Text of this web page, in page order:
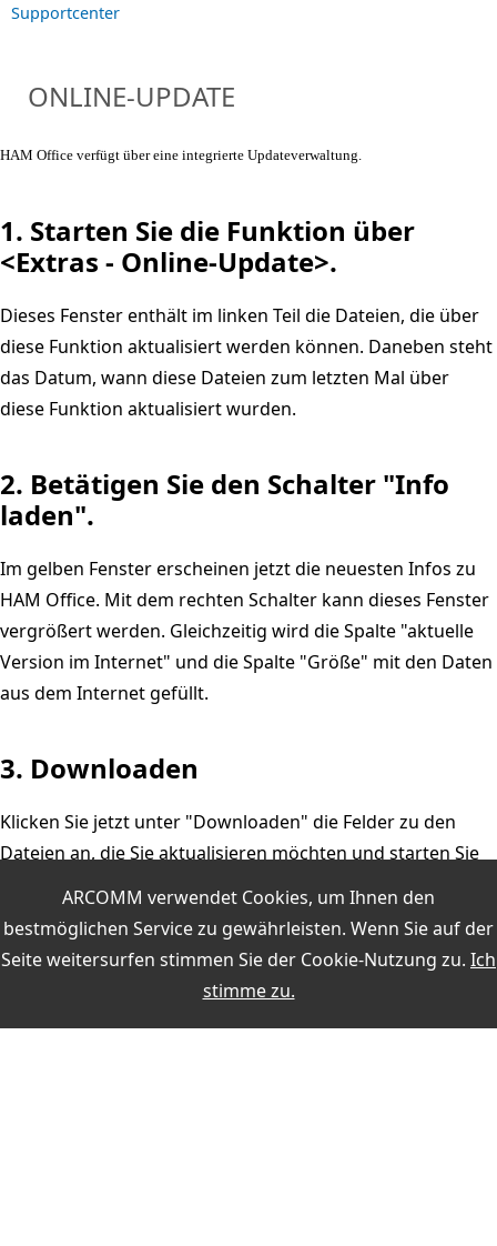
ARCOMM verwendet Cookies, um Ihnen den
bestmöglichen Service zu gewährleisten. Wenn Sie auf der
Seite weitersurfen stimmen Sie der Cookie-Nutzung zu. Ich
stimme zu.
Supportcenter
ONLINE-UPDATE
HAM Office verfügt über eine integrierte Updateverwaltung.
1. Starten Sie die Funktion über
<Extras - Online-Update>.
Dieses Fenster enthält im linken Teil die Dateien, die über
diese Funktion aktualisiert werden können. Daneben steht
das Datum, wann diese Dateien zum letzten Mal über
diese Funktion aktualisiert wurden.
2. Betätigen Sie den Schalter "Info
laden".
Im gelben Fenster erscheinen jetzt die neuesten Infos zu
HAM Office. Mit dem rechten Schalter kann dieses Fenster
vergrößert werden. Gleichzeitig wird die Spalte "aktuelle
Version im Internet" und die Spalte "Größe" mit den Daten
aus dem Internet gefüllt.
3. Downloaden
Klicken Sie jetzt unter "Downloaden" die Felder zu den
Dateien an, die Sie aktualisieren möchten und starten Sie
werden jetzt über das Internet aktualisiert.